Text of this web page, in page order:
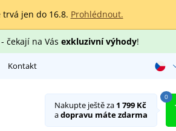
trvá jen do 16.8. Prohlédnout.
čekají na Vás exkluzivní výhody!
Kontakt
Nakupte ještě za 1 799 Kč
adopravu máte zdarma
0